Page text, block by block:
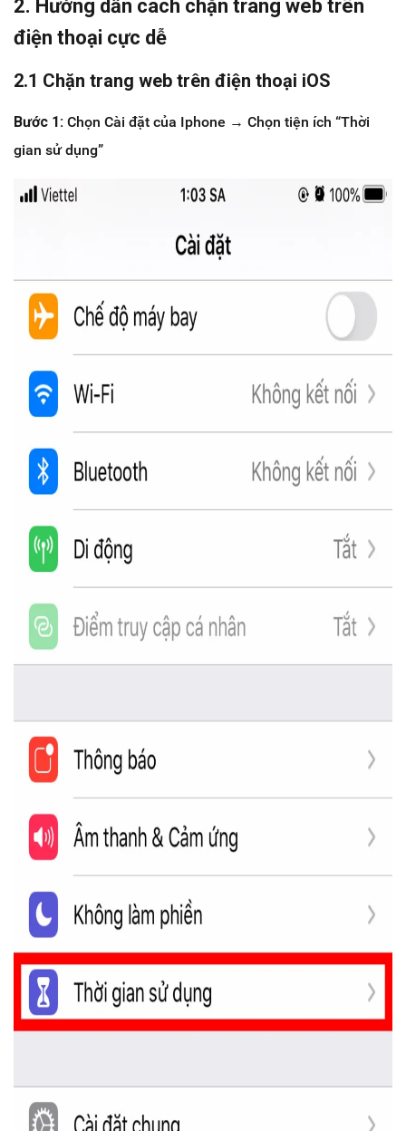
2. Hướng dẫn cách chặn trang web trên
điện thoại cực dễ
2.1 Chặn trang web trên điện thoại iOS
Bước 1: Chọn Cài đặt của Iphone → Chọn tiện ích “Thời
gian sử dụng”